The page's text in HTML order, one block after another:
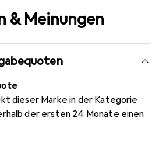
& Meinungen
dieser Marke in der Kategorie
der ersten 24 Monate einen